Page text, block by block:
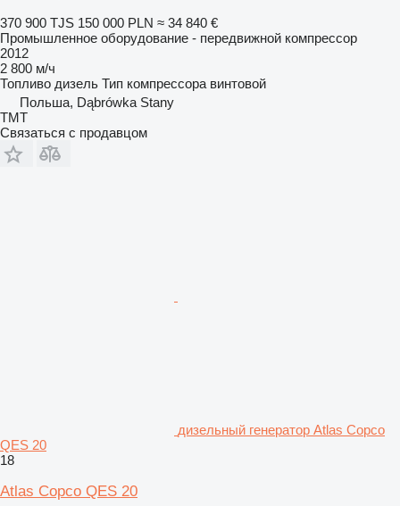
370 900 TJS 150 000 PLN ≈ 34 840 €
Промышленное оборудование - передвижной компрессор
2012
2 800 м/ч
Топливо дизель Тип компрессора винтовой
Польша, Dąbrówka Stany
TMT
Связаться с продавцом
дизельный генератор Atlas Copco
QES 20
18
Atlas Copco QES 20